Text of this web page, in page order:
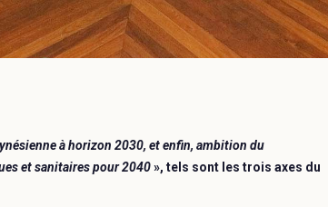
à horizon 2030, et enfin, ambition du
et sanitaires pour 2040», tels sont les trois axes du